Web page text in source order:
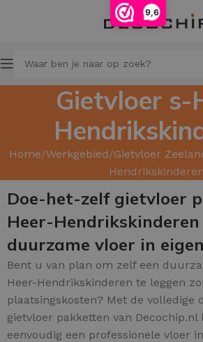
9,6
Gietvloer s-
Home Werkgebied Gietvloer
Hendrikskinderen
Doe-het-zelf gietvloer
Heer-
duurzame vloer in
Bent u van plan om zelf een
Heer-Hendrikskinderen te leggen
plaatsingskosten? Met de volledige
gietvloer pakketten van Decochip.nl
eenvoudig een professionele vloer